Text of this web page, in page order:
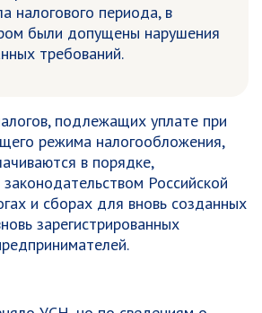
налогового периода, в
были допущены нарушения
требований.
подлежащих уплате при
режима налогообложения,
в порядке,
Российской
и сборах для вновь созданных
зарегистрированных